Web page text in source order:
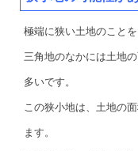
極端に狭い土地のこと
三角地のなかには土地
多いです。
この狭小地は、土地の
ます。